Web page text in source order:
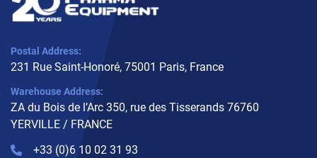
Postal Address:
231 Rue Saint-Honoré, 75001 Paris, France
Warehouse Address:
ZA du Bois de l’Arc 350, rue des Tisserands 76760
YERVILLE / FRANCE
+33 (0)6 10 02 31 93